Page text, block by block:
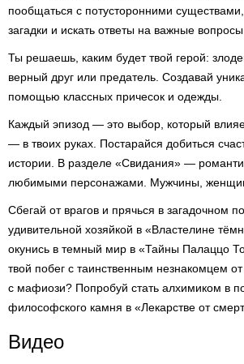
пообщаться с потусторонними
загадки и искать ответы на важные вопросы.
Ты решаешь, каким будет твой герой:
верный друг или предатель. Создавай
помощью классных причесок и одежды.
Каждый эпизод — это выбор, который
— в твоих руках. Постарайся добиться
истории. В разделе «Свидания» —
любимыми персонажами. Мужчины,
Сбегай от врагов и прячься в загадочном
удивительной хозяйкой в «Властелине
окунись в темный мир в «Тайны Палаццо
твой побег с таинственным незнакомцем
с мафиози? Попробуй стать алхимиком в
философского камня в «Лекарстве от
Видео